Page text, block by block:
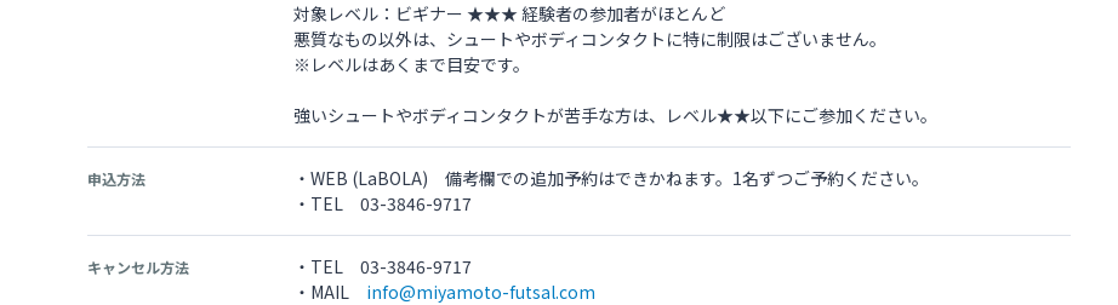
対象レベル：ビギナー ★★★ 経験者の参加者がほとんど
悪質なもの以外は、シュートやボディコンタクトに特に制限はございません。
※レベルはあくまで目安です。
強いシュートやボディコンタクトが苦手な方は、レベル★★以下にご参加ください。
申込方法
・WEB (LaBOLA) 備考欄での追加予約はできかねます。1名ずつご予約ください。
・TEL 03-3846-9717
キャンセル方法
・TEL 03-3846-9717
・MAIL info@miyamoto-futsal.com